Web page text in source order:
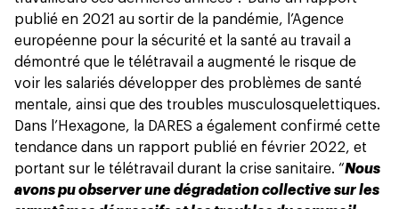
publié en 2021 au sortir de la pandémie, l’Agence
européenne pour la sécurité et la santé au travail a
démontré que le télétravail a augmenté le risque de
voir les salariés développer des problèmes de santé
mentale, ainsi que des troubles musculosquelettiques.
Dans l’Hexagone, la DARES a également confirmé cette
tendance dans un rapport publié en février 2022, et
portant sur le télétravail durant la crise sanitaire. “Nous
avons pu observer une dégradation collective sur les